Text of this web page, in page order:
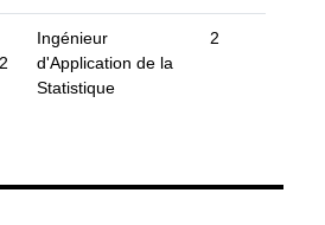
Ingénieur
d'Application de la
Statistique
2